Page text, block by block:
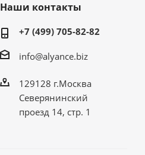
Наши контакты
+7 (499) 705-82-82
info@alyance.biz
129128 г.Москва
Северянинский
проезд 14, стр. 1